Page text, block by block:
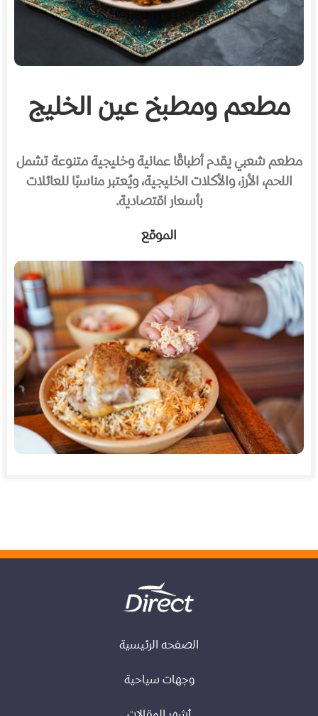
مطعم ومطبخ عين الخليج
مطعم شعبي يقدم أطباقًا عمانية وخليجية متنوعة تشمل
اللحم، الأرز، والأكلات الخليجية، ويُعتبر مناسبًا للعائلات
بأسعار اقتصادية.
الموقع
الصفحه الرئيسية
وجهات سياحية